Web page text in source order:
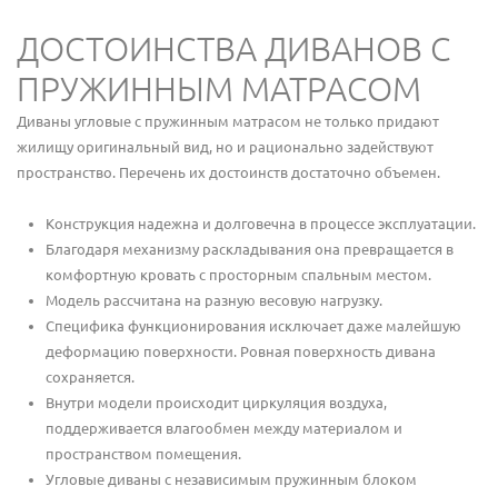
ДОСТОИНСТВА ДИВАНОВ С
ПРУЖИННЫМ МАТРАСОМ
Диваны угловые с пружинным матрасом не только придают
жилищу оригинальный вид, но и рационально задействуют
пространство. Перечень их достоинств достаточно объемен.
Конструкция надежна и долговечна в процессе эксплуатации.
Благодаря механизму раскладывания она превращается в
комфортную кровать с просторным спальным местом.
Модель рассчитана на разную весовую нагрузку.
Специфика функционирования исключает даже малейшую
деформацию поверхности. Ровная поверхность дивана
сохраняется.
Внутри модели происходит циркуляция воздуха,
поддерживается влагообмен между материалом и
пространством помещения.
Угловые диваны с независимым пружинным блоком